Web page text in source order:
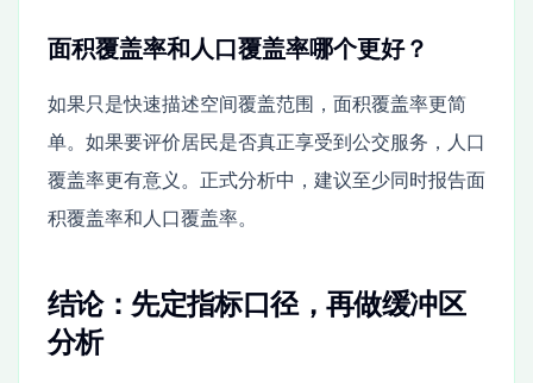
面积覆盖率和人口覆盖率哪个更好？
如果只是快速描述空间覆盖范围，面积覆盖率更简
单。如果要评价居民是否真正享受到公交服务，人口
覆盖率更有意义。正式分析中，建议至少同时报告面
积覆盖率和人口覆盖率。
结论：先定指标口径，再做缓冲区
分析